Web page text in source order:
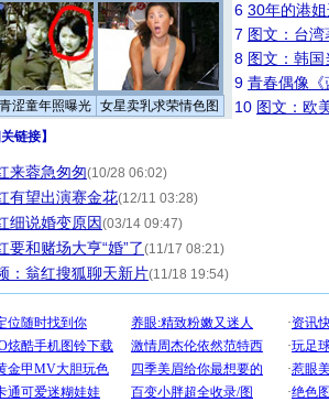
涩童年照曝光 女星卖乳求荣情色图
6 30年的港
7 图文：台
8 图文：韩
9 青春偶像《
10 图文：欧
链接】
来蓉急匆匆(10/28 06:02)
有望出演赛金花(12/11 03:28)
细说婚变原因(03/14 09:47)
要和赌场大亨“婚”了(11/17 08:21)
：翁红搜狐聊天新片(11/18 19:54)